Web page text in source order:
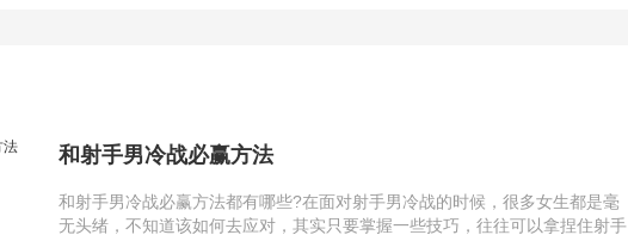
和射手男冷战必赢方法
和射手男冷战必赢方法都有哪些?在面对射手男冷战的时候，很多女生都是毫
无头绪，不知道该如何去应对，其实只要掌握一些技巧，往往可以拿捏住射手